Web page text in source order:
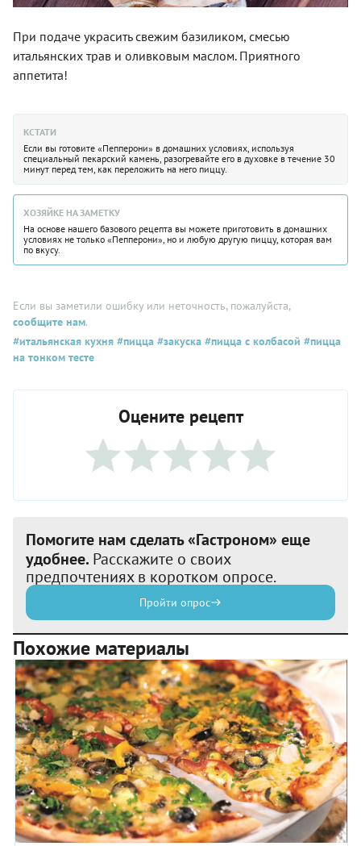
При подаче украсить свежим базиликом, смесью
итальянских трав и оливковым маслом. Приятного
аппетита!
КСТАТИ
Если вы готовите «Пепперони» в домашних условиях, используя
специальный пекарский камень, разогревайте его в духовке в течение 30
минут перед тем, как переложить на него пиццу.
ХОЗЯЙКЕ НА ЗАМЕТКУ
На основе нашего базового рецепта вы можете приготовить в домашних
условиях не только «Пепперони», но и любую другую пиццу, которая вам
по вкусу.
Если вы заметили ошибку или неточность, пожалуйста,
сообщите нам.
#итальянская кухня #пицца #закуска #пицца с колбасой #пицца
на тонком тесте
Оцените рецепт
Помогите нам сделать «Гастроном» еще
удобнее. Расскажите о своих
предпочтениях в коротком опросе.
Пройти опрос
Похожие материалы